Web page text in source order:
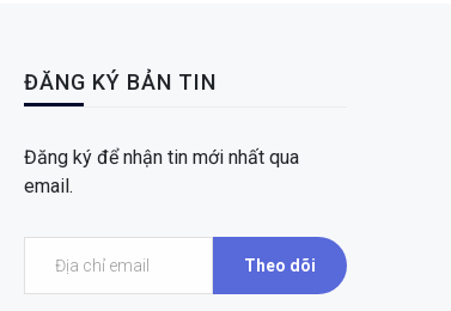
ĐĂNG KÝ BẢN TIN
Đăng ký để nhận tin mới nhất qua
email.
Theo dõi